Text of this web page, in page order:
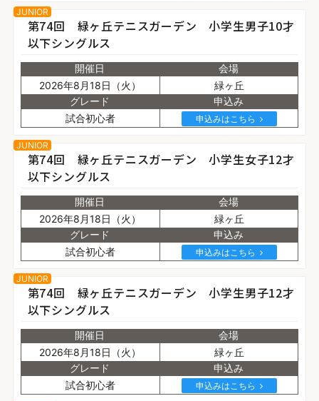
第74回 緑ヶ丘テニスガーデン 小学生男子10才
以下シングルス
開催日
2026年8月18日（火）
会場
緑ヶ丘
グレード
試合初心者
申込み
申込みはこちら
JUNIOR
第74回 緑ヶ丘テニスガーデン 小学生女子12才
以下シングルス
開催日
2026年8月18日（火）
会場
緑ヶ丘
グレード
試合初心者
申込み
申込みはこちら
JUNIOR
第74回 緑ヶ丘テニスガーデン 小学生男子12才
以下シングルス
開催日
2026年8月18日（火）
会場
緑ヶ丘
グレード
試合初心者
申込み
申込みはこちら
JUNIOR